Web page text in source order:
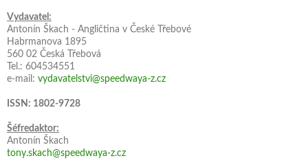
Vydavatel:
Antonín Škach - Angličtina v České Třebové
Habrmanova 1895
560 02 Česká Třebová
Tel.: 604534551
e-mail: vydavatelstvi@speedwaya-z.cz
ISSN: 1802-9728
Šéfredaktor:
Antonín Škach
tony.skach@speedwaya-z.cz